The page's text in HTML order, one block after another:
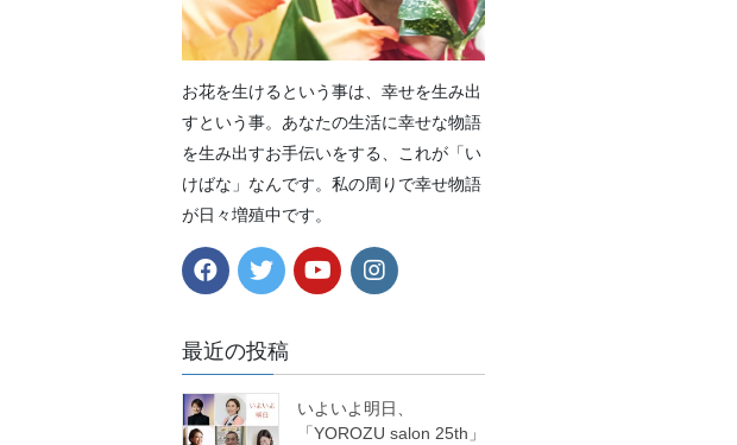
お花を生けるという事は、幸せを生み出
すという事。あなたの生活に幸せな物語
を生み出すお手伝いをする、これが「い
けばな」なんです。私の周りで幸せ物語
が日々増殖中です。
最近の投稿
いよいよ明日、
「YOROZU salon 25th」